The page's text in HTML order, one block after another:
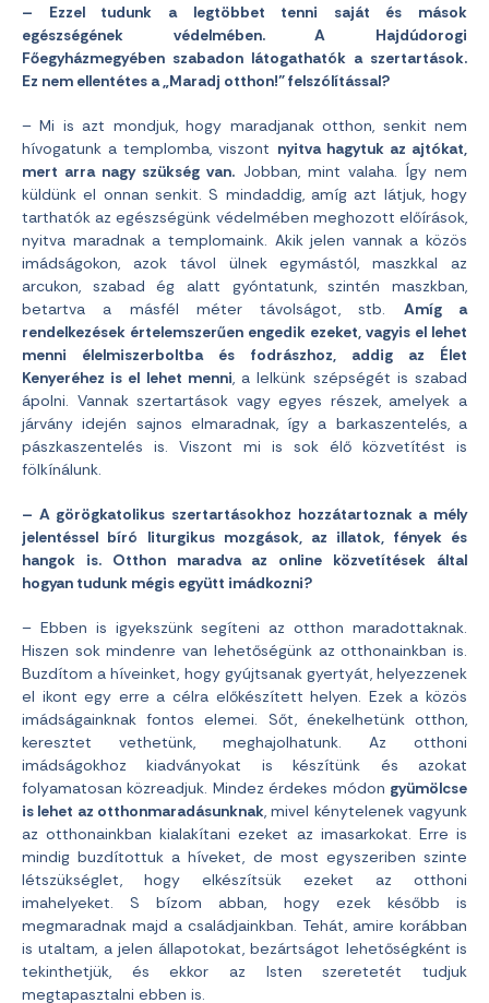
– Ezzel tudunk a legtöbbet tenni saját és mások
egészségének védelmében. A Hajdúdorogi
Főegyházmegyében szabadon látogathatók a szertartások.
Ez nem ellentétes a „Maradj otthon!” felszólítással?
– Mi is azt mondjuk, hogy maradjanak otthon, senkit nem
hívogatunk a templomba, viszont nyitva hagytuk az ajtókat,
mert arra nagy szükség van. Jobban, mint valaha. Így nem
küldünk el onnan senkit. S mindaddig, amíg azt látjuk, hogy
tarthatók az egészségünk védelmében meghozott előírások,
nyitva maradnak a templomaink. Akik jelen vannak a közös
imádságokon, azok távol ülnek egymástól, maszkkal az
arcukon, szabad ég alatt gyóntatunk, szintén maszkban,
betartva a másfél méter távolságot, stb. Amíg a
rendelkezések értelemszerűen engedik ezeket, vagyis el lehet
menni élelmiszerboltba és fodrászhoz, addig az Élet
Kenyeréhez is el lehet menni, a lelkünk szépségét is szabad
ápolni. Vannak szertartások vagy egyes részek, amelyek a
járvány idején sajnos elmaradnak, így a barkaszentelés, a
pászkaszentelés is. Viszont mi is sok élő közvetítést is
fölkínálunk.
– A görögkatolikus szertartásokhoz hozzátartoznak a mély
jelentéssel bíró liturgikus mozgások, az illatok, fények és
hangok is. Otthon maradva az online közvetítések által
hogyan tudunk mégis együtt imádkozni?
– Ebben is igyekszünk segíteni az otthon maradottaknak.
Hiszen sok mindenre van lehetőségünk az otthonainkban is.
Buzdítom a híveinket, hogy gyújtsanak gyertyát, helyezzenek
el ikont egy erre a célra előkészített helyen. Ezek a közös
imádságainknak fontos elemei. Sőt, énekelhetünk otthon,
keresztet vethetünk, meghajolhatunk. Az otthoni
imádságokhoz kiadványokat is készítünk és azokat
folyamatosan közreadjuk. Mindez érdekes módon gyümölcse
is lehet az otthonmaradásunknak, mivel kénytelenek vagyunk
az otthonainkban kialakítani ezeket az imasarkokat. Erre is
mindig buzdítottuk a híveket, de most egyszeriben szinte
létszükséglet, hogy elkészítsük ezeket az otthoni
imahelyeket. S bízom abban, hogy ezek később is
megmaradnak majd a családjainkban. Tehát, amire korábban
is utaltam, a jelen állapotokat, bezártságot lehetőségként is
tekinthetjük, és ekkor az Isten szeretetét tudjuk
megtapasztalni ebben is.